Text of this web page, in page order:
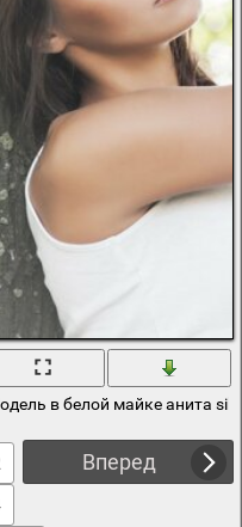
в белой майке анита
Вперед